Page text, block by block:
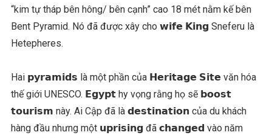
“kim tự tháp bên hông/ bên cạnh” cao 18 mét nằm kế bên
Bent Pyramid. Nó đã được xây cho 𝘄𝗶𝗳𝗲 𝗞𝗶𝗻𝗴 Sneferu là
Hetepheres.
Hai 𝗽𝘆𝗿𝗮𝗺𝗶𝗱𝘀 là một phần của 𝗛𝗲𝗿𝗶𝘁𝗮𝗴𝗲 𝗦𝗶𝘁𝗲 văn hóa
thế giới UNESCO. 𝗘𝗴𝘆𝗽𝘁 hy vọng rằng họ sẽ 𝗯𝗼𝗼𝘀𝘁
𝘁𝗼𝘂𝗿𝗶𝘀𝗺 này. Ai Cập đã là 𝗱𝗲𝘀𝘁𝗶𝗻𝗮𝘁𝗶𝗼𝗻 của du khách
hàng đầu nhưng một 𝘂𝗽𝗿𝗶𝘀𝗶𝗻𝗴 đã 𝗰𝗵𝗮𝗻𝗴𝗲𝗱 vào năm